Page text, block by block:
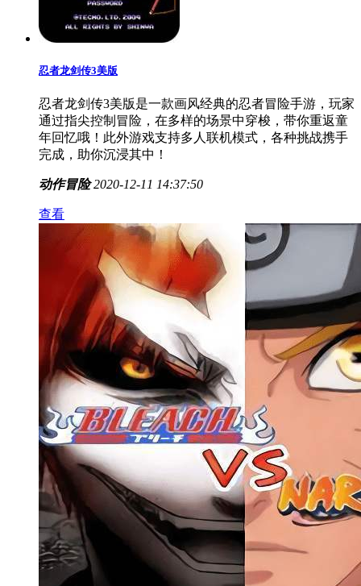
忍者龙剑传3美版
忍者龙剑传3美版是一款画风经典的忍者冒险手游，玩家
通过指尖控制冒险，在多样的场景中穿梭，带你重返童
年回忆哦！此外游戏支持多人联机模式，各种挑战携手
完成，助你沉浸其中！
动作冒险 2020-12-11 14:37:50
查看